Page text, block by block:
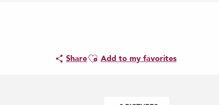
ShareAjouter aux favoris
Add to my favorites